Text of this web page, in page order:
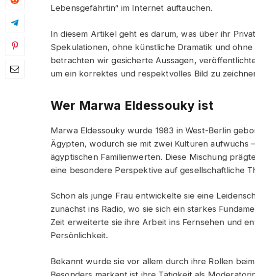
Lebensgefährtin“ im Internet auftauchen.
In diesem Artikel geht es darum, was über ihr
Spekulationen, ohne künstliche Dramatik und
betrachten wir gesicherte Aussagen,
um ein korrektes und respektvolles Bild zu
Wer Marwa Eldessouky ist
Marwa Eldessouky wurde 1983 in West-Berlin
Ägypten, wodurch sie mit zwei Kulturen aufwuchs
ägyptischen Familienwerten. Diese Mischung
eine besondere Perspektive auf gesellschaftliche
Schon als junge Frau entwickelte sie eine
zunächst ins Radio, wo sie sich ein starkes
Zeit erweiterte sie ihre Arbeit ins Fernsehen und
Persönlichkeit.
Bekannt wurde sie vor allem durch ihre Rollen